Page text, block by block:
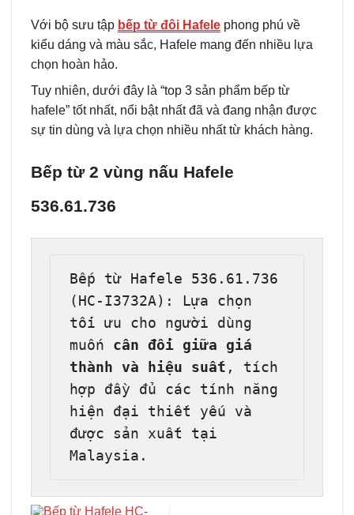
Với bộ sưu tập bếp từ đôi Hafele phong phú về
kiểu dáng và màu sắc, Hafele mang đến nhiều lựa
chọn hoàn hảo.
Tuy nhiên, dưới đây là “top 3 sản phẩm bếp từ
hafele” tốt nhất, nổi bật nhất đã và đang nhận được
sự tin dùng và lựa chọn nhiều nhất từ khách hàng.
Bếp từ 2 vùng nấu Hafele
536.61.736
Bếp từ Hafele 536.61.736
(HC-I3732A): Lựa chọn
tối ưu cho người dùng
muốn cân đối giữa giá
thành và hiệu suất , tích
hợp đầy đủ các tính năng
hiện đại thiết yếu và
được sản xuất tại
Malaysia.